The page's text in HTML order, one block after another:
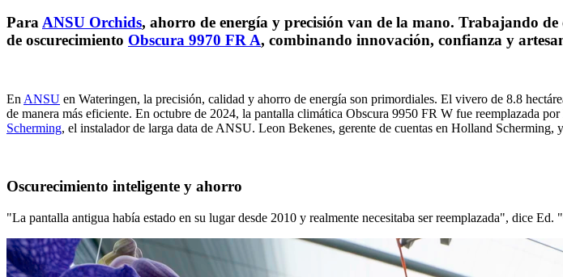
Para ANSU Orchids, ahorro de energía y precisión van de la mano. Trabajando de
de oscurecimiento Obscura 9970 FR A, combinando innovación, confianza y
En ANSU en Wateringen, la precisión, calidad y ahorro de energía son primordiales. El vivero de 8.8
de manera más eficiente. En octubre de 2024, la pantalla climática Obscura 9950 FR W fue reemplazada
Scherming, el instalador de larga data de ANSU. Leon Bekenes, gerente de cuentas en Holland
Oscurecimiento inteligente y ahorro
"La pantalla antigua había estado en su lugar desde 2010 y realmente necesitaba ser reemplazada", dice